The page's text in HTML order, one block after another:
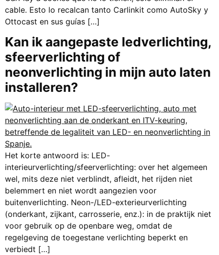
cable. Esto lo recalcan tanto Carlinkit como AutoSky y
Ottocast en sus guías […]
Kan ik aangepaste ledverlichting,
sfeerverlichting of
neonverlichting in mijn auto laten
installeren?
Het korte antwoord is: LED-
interieurverlichting/sfeerverlichting: over het algemeen
wel, mits deze niet verblindt, afleidt, het rijden niet
belemmert en niet wordt aangezien voor
buitenverlichting. Neon-/LED-exterieurverlichting
(onderkant, zijkant, carrosserie, enz.): in de praktijk niet
voor gebruik op de openbare weg, omdat de
regelgeving de toegestane verlichting beperkt en
verbiedt […]